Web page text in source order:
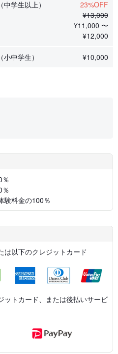
学生以上）
23%OFF
¥13,000
¥11,000 〜
¥12,000
中学生） ¥10,000
料金の100％
は以下のクレジットカード
ットカード、または後払いサービ